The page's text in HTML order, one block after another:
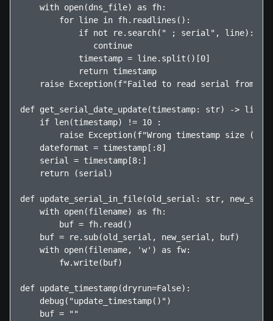
    with open(dns_file) as fh:
        for line in fh.readlines():
            if not re.search(" ; serial", line):
               continue
            timestamp = line.split()[0]
            return timestamp
raise Exception(f"Failed to read serial from
def get_serial_date_update(timestamp: str) -> list:
    if len(timestamp) != 10 :
raise Exception(f"Wrong timestamp size
    dateformat = timestamp[:8]
    serial = timestamp[8:]
    return (serial)
def update_serial_in_file(old_serial: str,
    with open(filename) as fh:
        buf = fh.read()
    buf = re.sub(old_serial, new_serial, buf)
    with open(filename, 'w') as fw:
        fw.write(buf)
def update_timestamp(dryrun=False):
    debug("update_timestamp()")
    buf = ""